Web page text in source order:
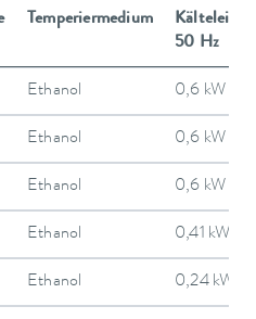
Temperiermedium
50 Hz
Ethanol 0,6 kW
Ethanol 0,6 kW
Ethanol 0,6 kW
Ethanol 0,41 kW
Ethanol 0,24 kW